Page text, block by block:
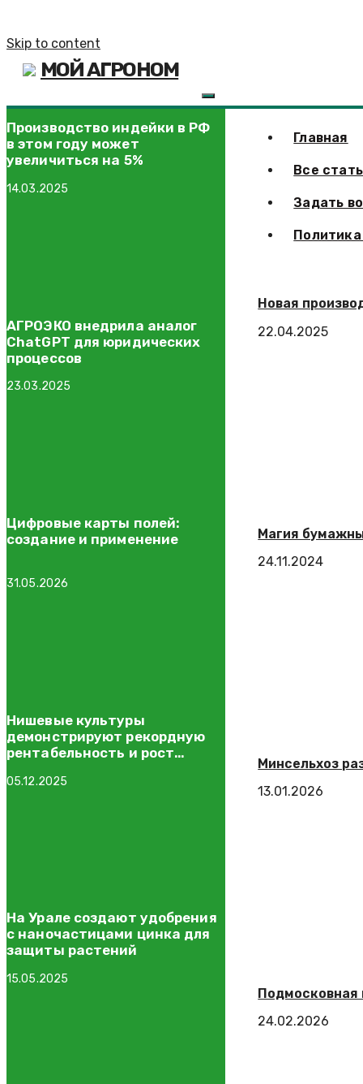
Skip to content
МОЙ АГРОНОМ
Главная
Все
Задать
Новая
22.04.2025
Магия
24.11.2024
Минсельхоз
13.01.2026
Подмосковная
24.02.2026
Производство индейки в РФ
в этом году может
увеличиться на 5%
14.03.2025
АГРОЭКО внедрила аналог
ChatGPT для юридических
процессов
23.03.2025
Цифровые карты полей:
создание и применение
31.05.2026
Нишевые культуры
демонстрируют рекордную
рентабельность и рост
05.12.2025
На Урале создают удобрения
с наночастицами цинка для
защиты растений
15.05.2025